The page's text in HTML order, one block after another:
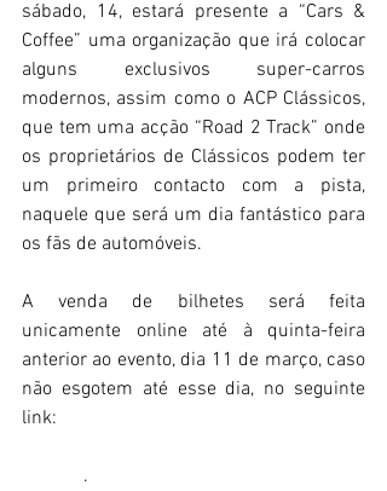
sábado, 14, estará presente a “Cars &
Coffee” uma organização que irá colocar
alguns exclusivos super-carros
modernos, assim como o ACP Clássicos,
que tem uma acção “Road 2 Track” onde
os proprietários de Clássicos podem ter
um primeiro contacto com a pista,
naquele que será um dia fantástico para
os fãs de automóveis.
A venda de bilhetes será feita
unicamente online até à quinta-feira
anterior ao evento, dia 11 de março, caso
não esgotem até esse dia, no seguinte
link:
.